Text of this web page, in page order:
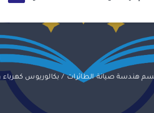
هندسة صيانة الطائرات بكالوريوس كهرباء